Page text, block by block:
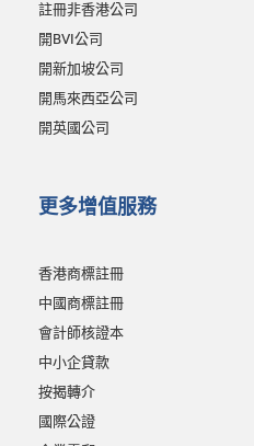
註冊非香港公司
開BVI公司
開新加坡公司
開馬來西亞公司
開英國公司
更多增值服務
香港商標註冊
中國商標註冊
會計師核證本
中小企貸款
按揭轉介
國際公證